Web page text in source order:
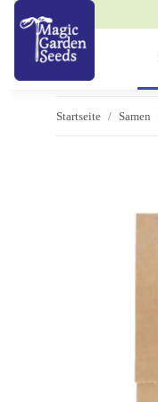
Startseite Samen